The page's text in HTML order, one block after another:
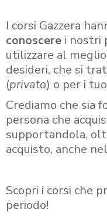
I corsi Gazzera
conoscere i nostri
utilizzare al
desideri, che si
(privato) o per i
Crediamo che sia
persona che
supportandola,
acquisto, anche
Scopri i corsi che
periodo!